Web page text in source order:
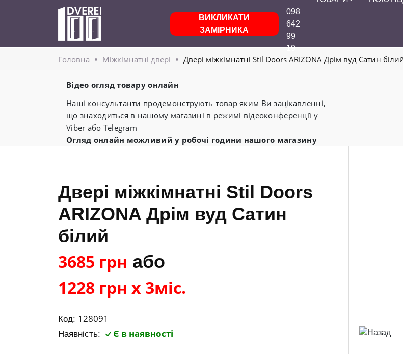
ВИКЛИКАТИ
ЗАМІРНИКА
098
642
99
19
Головнa Міжкімнатні двері Двері міжкімнатні Stil Doors ARIZONA Дрім вуд Сатин
Відео огляд товару онлайн
Наші консультанти продемонструють товар яким Ви зацікавленні,
що знаходиться в нашому магазині в режимі відеоконференції у
Viber або Telegram
Огляд онлайн можливий у робочі години нашого магазину
Двері міжкімнатні Stil Doors
ARIZONA Дрім вуд Сатин
білий
3685 грн або
1228 грн х 3міс.
Код: 128091
Наявність: Є в наявності